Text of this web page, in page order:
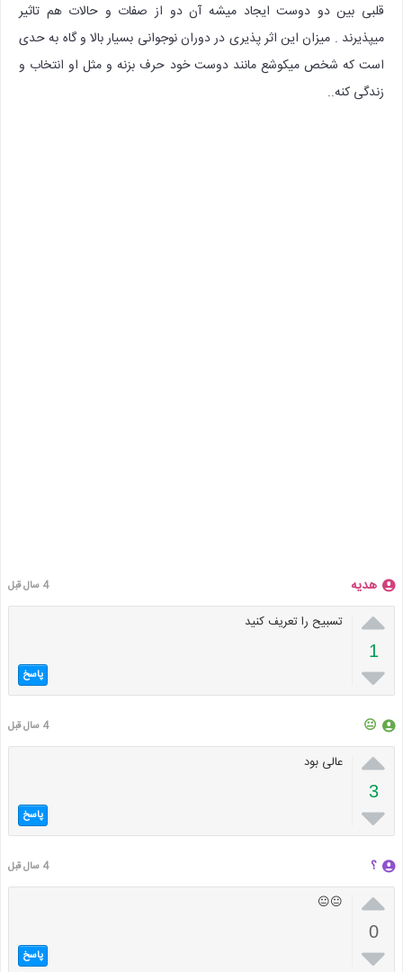
قلبی بین دو دوست ایجاد میشه آن دو از صفات و حالات هم تاثیر
میپذیرند . میزان این اثر پذیری در دوران نوجوانی بسیار بالا و گاه به حدی
است که شخص میکوشع مانند دوست خود حرف بزنه و مثل او انتخاب و
زندگی کنه..
هدیه 4 سال قبل

1

تسبیح را تعریف کنید
پاسخ
😐 4 سال قبل

3

عالی بود
پاسخ
؟ 4 سال قبل

0

😐😐
پاسخ